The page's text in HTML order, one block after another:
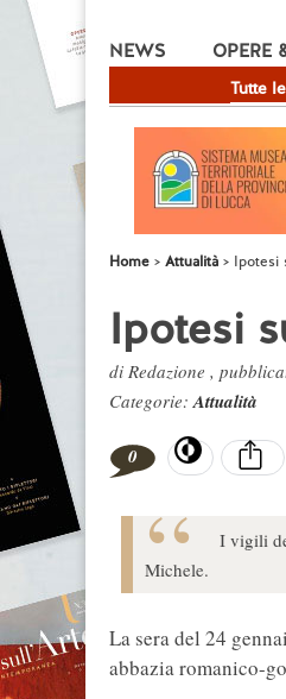
NEWS
Tutte
OPERE
Home Attualità Ipotesi
Ipotesi
di Redazione ,
Categorie:Attualità
0
I vigili
Michele.
La sera del 24
abbazia romanico-